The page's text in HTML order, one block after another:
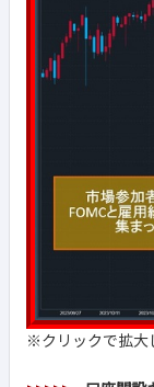
※クリックで拡大